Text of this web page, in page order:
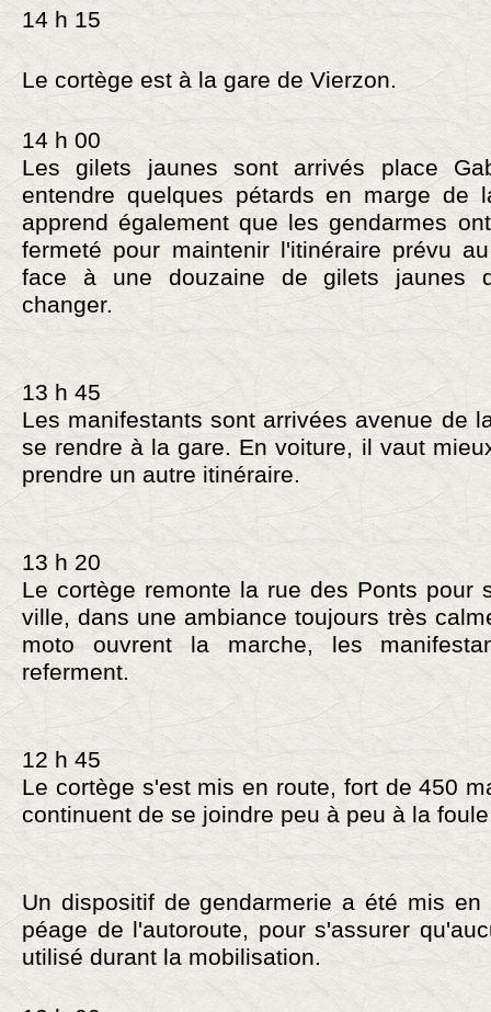
14 h 15
Le cortège est à la gare de Vierzon.
14 h 00
Les gilets jaunes sont arrivés place
entendre quelques pétards en marge de
apprend également que les gendarmes
fermeté pour maintenir l'itinéraire prévu
face à une douzaine de gilets jaunes
changer.
13 h 45
Les manifestants sont arrivées avenue de
se rendre à la gare. En voiture, il vaut
prendre un autre itinéraire.
13 h 20
Le cortège remonte la rue des Ponts pour
ville, dans une ambiance toujours très
moto ouvrent la marche, les
referment.
12 h 45
Le cortège s'est mis en route, fort de 450
continuent de se joindre peu à peu à la
Un dispositif de gendarmerie a été mis
péage de l'autoroute, pour s'assurer
utilisé durant la mobilisation.